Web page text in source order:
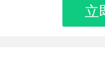
立